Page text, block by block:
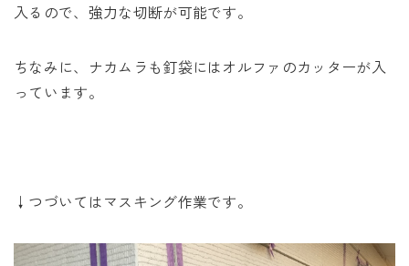
入るので、強力な切断が可能です。
ちなみに、ナカムラも釘袋にはオルファのカッターが入
っています。
↓つづいてはマスキング作業です。